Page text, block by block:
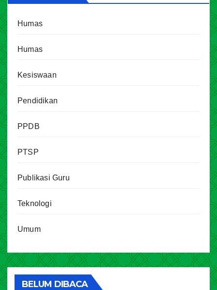
Humas
Humas
Kesiswaan
Pendidikan
PPDB
PTSP
Publikasi Guru
Teknologi
Umum
BELUM DIBACA